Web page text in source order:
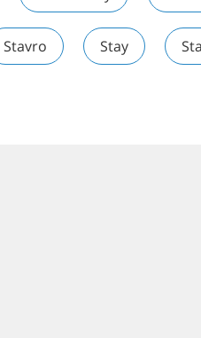
Stavro Stay